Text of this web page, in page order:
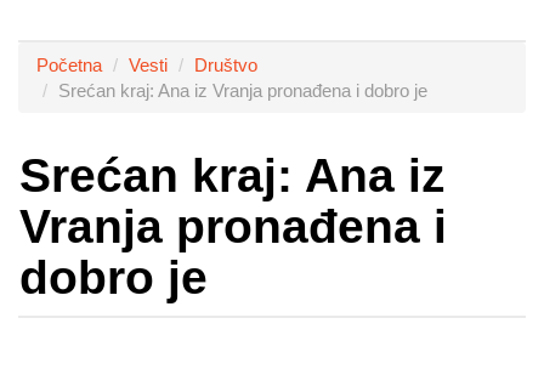
Početna Vesti
Društvo
Srećan kraj: Ana iz Vranja pronađena i dobro je
Srećan kraj: Ana iz
Vranja pronađena i
dobro je